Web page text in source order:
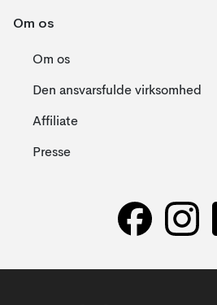
Om os
Om os
Den ansvarsfulde virksomhed
Affiliate
Presse